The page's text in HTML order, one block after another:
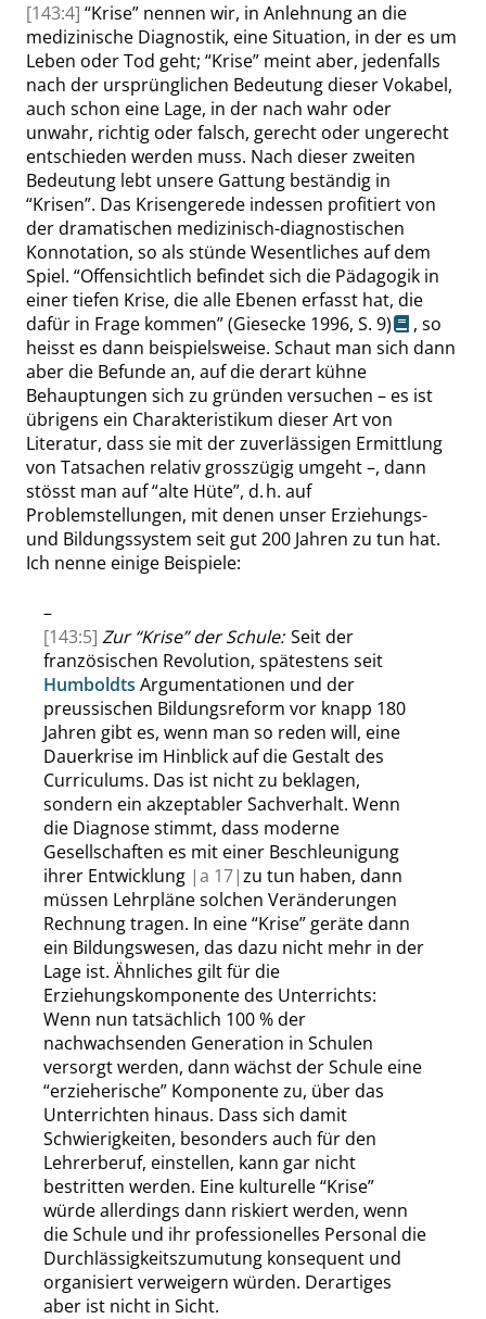
[143:4] “Krise” nennen wir, in Anlehnung an die
medizinische Diagnostik, eine Situation, in der es um
Leben oder Tod geht; “Krise” meint aber, jedenfalls
nach der ursprünglichen Bedeutung dieser Vokabel,
auch schon eine Lage, in der nach wahr oder
unwahr, richtig oder falsch, gerecht oder ungerecht
entschieden werden muss. Nach dieser zweiten
Bedeutung lebt unsere Gattung beständig in
“Krisen”. Das Krisengerede indessen profitiert von
der dramatischen medizinisch-diagnostischen
Konnotation, so als stünde Wesentliches auf dem
Spiel. “Offensichtlich befindet sich die Pädagogik in
einer tiefen Krise, die alle Ebenen erfasst hat, die
dafür in Frage kommen”(Giesecke 1996, S. 9)
, so
heisst es dann beispielsweise. Schaut man sich dann
aber die Befunde an, auf die derart kühne
Behauptungen sich zu gründen versuchen – es ist
übrigens ein Charakteristikum dieser Art von
Literatur, dass sie mit der zuverlässigen Ermittlung
von Tatsachen relativ grosszügig umgeht –, dann
stösst man auf“alte Hüte”, d. h. auf
Problemstellungen, mit denen unser Erziehungs-
und Bildungssystem seit gut 200 Jahren zu tun hat.
Ich nenne einige Beispiele:
–
[143:5] Zur“Krise”der Schule: Seit der
französischen Revolution, spätestens seit
Humboldts Argumentationen und der
preussischen Bildungsreform vor knapp 180
Jahren gibt es, wenn man so reden will, eine
Dauerkrise im Hinblick auf die Gestalt des
Curriculums. Das ist nicht zu beklagen,
sondern ein akzeptabler Sachverhalt. Wenn
die Diagnose stimmt, dass moderne
Gesellschaften es mit einer Beschleunigung
ihrer Entwicklung |a 17|zu tun haben, dann
müssen Lehrpläne solchen Veränderungen
Rechnung tragen. In eine“Krise” geräte dann
ein Bildungswesen, das dazu nicht mehr in der
Lage ist. Ähnliches gilt für die
Erziehungskomponente des Unterrichts:
Wenn nun tatsächlich 100 %der
nachwachsenden Generation in Schulen
versorgt werden, dann wächst der Schule eine
“erzieherische” Komponente zu, über das
Unterrichten hinaus. Dass sich damit
Schwierigkeiten, besonders auch für den
Lehrerberuf, einstellen, kann gar nicht
bestritten werden. Eine kulturelle“Krise”
würde allerdings dann riskiert werden, wenn
die Schule und ihr professionelles Personal die
Durchlässigkeitszumutung konsequent und
organisiert verweigern würden. Derartiges
aber ist nicht in Sicht.